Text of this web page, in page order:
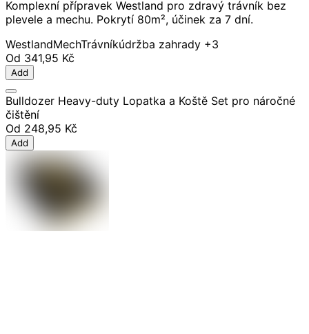
Komplexní přípravek Westland pro zdravý trávník bez
plevele a mechu. Pokrytí 80m², účinek za 7 dní.
WestlandMechTrávníkúdržba zahrady +3
Od 341,95 Kč
Add
Bulldozer Heavy-duty Lopatka a Koště Set pro náročné
čištění
Od 248,95 Kč
Add